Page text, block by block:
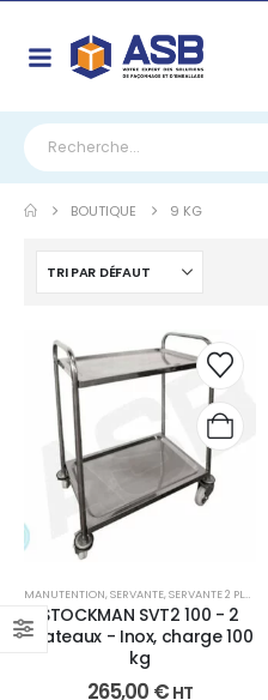
BOUTIQUE 9 KG
MANUTENTION,SERVANTE,SERVANTE 2 PLATEAUX
STOCKMAN SVT2 100 - 2
plateaux - Inox, charge 100
kg
265,00 € HT